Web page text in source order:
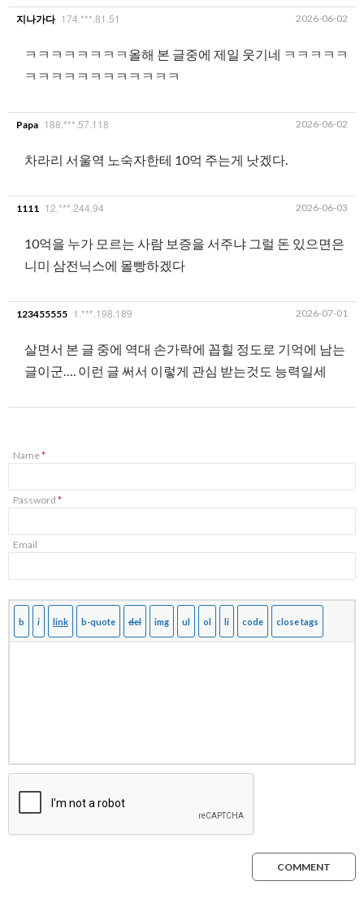
지나가다 174.***.81.51 2026-06-02
ㅋㅋㅋㅋㅋㅋㅋㅋ올해 본 글중에 제일 웃기네 ㅋㅋㅋㅋㅋ
ㅋㅋㅋㅋㅋㅋㅋㅋㅋㅋㅋㅋ
Papa 188.***.57.118 2026-06-02
차라리 서울역 노숙자한테 10억 주는게 낫겠다.
1111 12.***.244.94 2026-06-03
10억을 누가 모르는 사람 보증을 서주냐 그럴 돈 있으면은
니미 삼전닉스에 몰빵하겠다
123455555 1.***.198.189 2026-07-01
살면서 본 글 중에 역대 손가락에 꼽힐 정도로 기억에 남는
글이군…. 이런 글 써서 이렇게 관심 받는것도 능력일세
Name*
Password *
Email
COMMENT